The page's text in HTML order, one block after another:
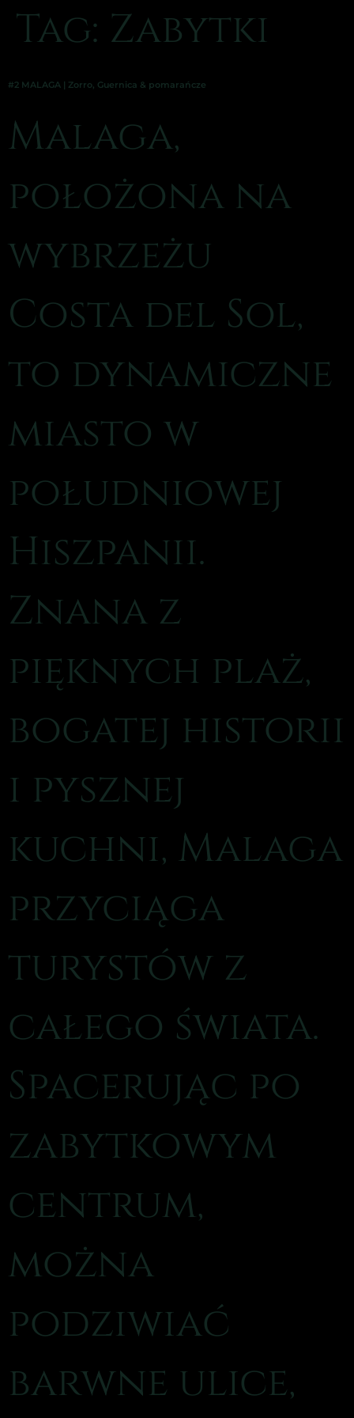
Tag: Zabytki
#2 MALAGA | Zorro, Guernica & pomarańcze
Malaga,
położona na
wybrzeżu
Costa del Sol,
to dynamiczne
miasto w
południowej
Hiszpanii.
Znana z
pięknych plaż,
bogatej historii
i pysznej
kuchni, Malaga
przyciąga
turystów z
całego świata.
Spacerując po
zabytkowym
centrum,
można
podziwiać
barwne ulice,